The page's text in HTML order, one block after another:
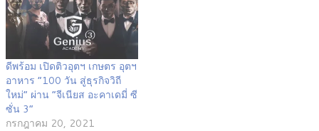
ดีพร้อม เปิดติวอุตฯ เกษตร อุตฯ
อาหาร “100 วัน สู่ธุรกิจวิถี
ใหม่” ผ่าน “จีเนียส อะคาเดมี่ ซี
ซั่น 3”
กรกฎาคม 20, 2021